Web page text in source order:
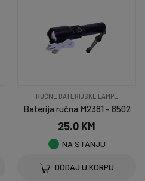
RUČNE BATERIJSKE LAMPE
Baterija ručna M2381 - 8502
25.0 KM
NA STANJU
DODAJ U KORPU